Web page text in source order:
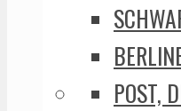
POST,